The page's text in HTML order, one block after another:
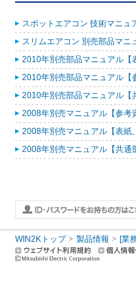
スポットエアコン 技術マニュ
スリムエアコン 別売部品マニ
2010年別売部品マニュアル【
2010年別売部品マニュアル【
2010年別売部品マニュアル【
2008年別売マニュアル【参考
2008年別売マニュアル【表紙
2008年別売マニュアル【共通
WIN2Kトップ 製品情報 [業